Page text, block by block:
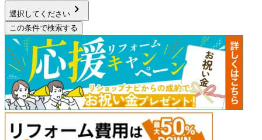
選択してください chevron_right
この条件で検索する